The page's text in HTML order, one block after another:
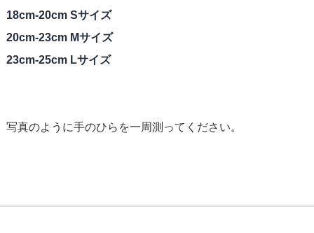
18cm-20cm Sサイズ
20cm-23cm Mサイズ
23cm-25cm Lサイズ
写真のように手のひらを一周測ってください。